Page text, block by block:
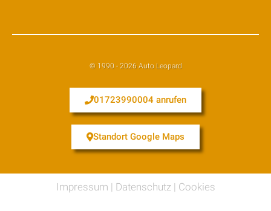
© 1990 - 2026 Auto Leopard
01723990004 anrufen
Standort Google Maps
Impressum | Datenschutz| Cookies